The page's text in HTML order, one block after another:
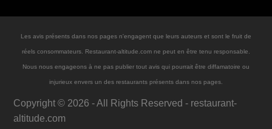
Les avis présents dans nos pages n'engagent que leurs auteurs et sont le fruit de
réels consommateurs. Restaurant-altitude.com ne peut en être tenu responsable.
Nous nous engageons à ne pas publier tout avis qui pourrait être diffamatoire ou
injurieux envers un des restaurants présents dans nos pages.
Copyright © 2026 - All Rights Reserved - restaurant-
altitude.com